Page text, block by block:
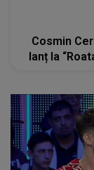
Cosmin
lanț la